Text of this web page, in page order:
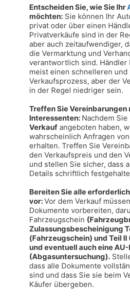
Entscheiden Sie, wie Sie Ihr
möchten: Sie können Ihr
privat oder über einen
Privatverkäufe sind in der
aber auch zeitaufwendiger,
die Vermarktung und
verantwortlich sind. Händler
meist einen schnelleren und
Verkaufsprozess, aber der
in der Regel niedriger sein.
Treffen Sie Vereinbarungen
Interessenten: Nachdem Sie
Verkauf angeboten haben,
wahrscheinlich Anfragen
erhalten. Treffen Sie
den Verkaufspreis und den
und stellen Sie sicher, dass
Details schriftlich
Bereiten Sie alle
vor: Vor dem Verkauf
Dokumente vorbereiten,
Fahrzeugschein
Zulassungsbescheinigung
(Fahrzeugschein) und Teil
und eventuell auch eine
(Abgasuntersuchung).
dass alle Dokumente
sind und dass Sie sie beim
Käufer übergeben.